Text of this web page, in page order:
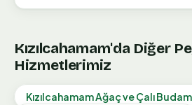
Kızılcahamam'da Diğer
Hizmetlerimiz
KızılcahamamAğaç ve Çalı